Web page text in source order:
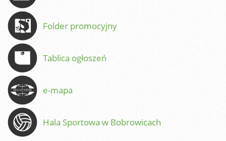
Folder promocyjny
Tablica ogłoszeń
e-mapa
Hala Sportowa w Bobrowicach